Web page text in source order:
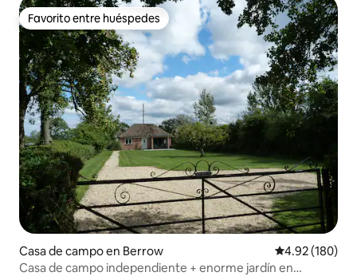
Favorito entre huéspedes
Favorito entre huéspedes
Casa de campo en Berrow Calificación
4.92 (180)
Casa de campo independiente + enorme jardín en